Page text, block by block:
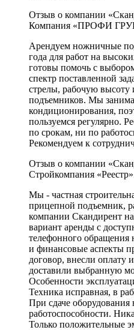
Отзыв о компании
Компания «ПРОФИ
Арендуем ножничные
года для работ на
готовы помочь с
спектр поставленной
стрелы, рабочую высоту
подъемников. Мы
кондиционирования,
пользуемся регулярно.
по срокам, ни по
Рекомендуем к
Отзыв о компании
Стройкомпания «Реестр»
Мы - частная
прицепной подъемник,
компании Скандирент
вариант аренды с
телефонного обращения
и финансовые аспекты
договор, внесли оплату
доставили выбранную
Особенности
Техника исправная, в
При сдаче
работоспособности.
Только положительные